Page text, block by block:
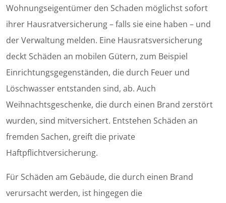
Wohnungseigentümer den Schaden möglichst sofort
ihrer Hausratversicherung – falls sie eine haben – und
der Verwaltung melden. Eine Hausratsversicherung
deckt Schäden an mobilen Gütern, zum Beispiel
Einrichtungsgegenständen, die durch Feuer und
Löschwasser entstanden sind, ab. Auch
Weihnachtsgeschenke, die durch einen Brand zerstört
wurden, sind mitversichert. Entstehen Schäden an
fremden Sachen, greift die private
Haftpflichtversicherung.
Für Schäden am Gebäude, die durch einen Brand
verursacht werden, ist hingegen die